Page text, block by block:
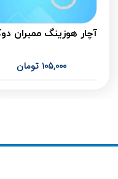
آچار هوزینگ ممبران
105,000 تومان